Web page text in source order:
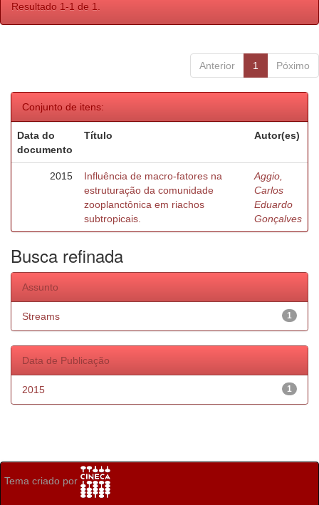
Resultado 1-1 de 1.
Anterior 1 Póximo
Conjunto de itens:
Data do
documento
Título Autor(es)
2015
Influência de macro-fatores na
estruturação da comunidade
zooplanctônica em riachos
subtropicais.
Aggio,
Carlos
Eduardo
Gonçalves
Busca refinada
Assunto
1
Streams
Data de Publicação
1
2015
Tema criado por